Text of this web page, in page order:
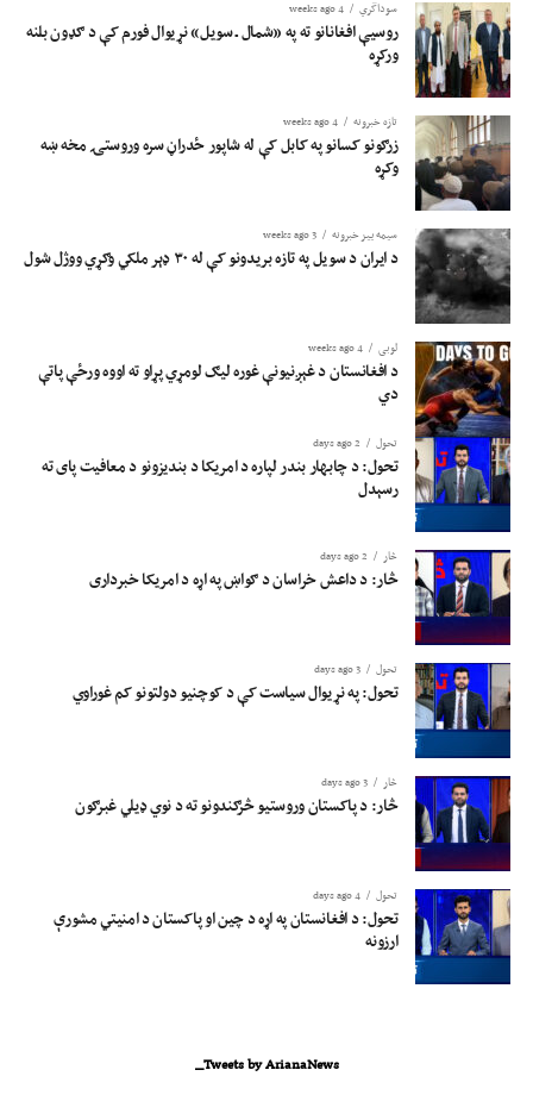
سوداگري 4 weeks ago
روسیې افغانانو ته په «شمال ـ سویل» نړیوال فورم کې د ګډون بلنه
ورکړه
تازه خبرونه 4 weeks ago
زرګونو کسانو په کابل کې له شاپور ځدراڼ سره وروستۍ مخه ښه
وکړه
سیمه ییز خبرونه 3 weeks ago
د ایران د سویل په تازه بریدونو کې له ۳۰ ډېر ملکي وګړي ووژل شول
لوبی 4 weeks ago
د افغانستان د غېږنیونې غوره لیګ لومړي پړاو ته اووه ورځې پاتې
دي
تحول 2 days ago
تحول: د چابهار بندر لپاره د امریکا د بندیزونو د معافیت پای ته
رسېدل
څار 2 days ago
څار: د داعش خراسان د ګواښ په اړه د امریکا خبرداری
تحول 3 days ago
تحول: په نړیوال سیاست کې د کوچنیو دولتونو کم غوراوي
څار 3 days ago
څار: د پاکستان وروستیو څرګندونو ته د نوي ډیلي غبرګون
تحول 4 days ago
تحول: د افغانستان په اړه د چین او پاکستان د امنیتي مشورې
ارزونه
Tweets by ArianaNews_